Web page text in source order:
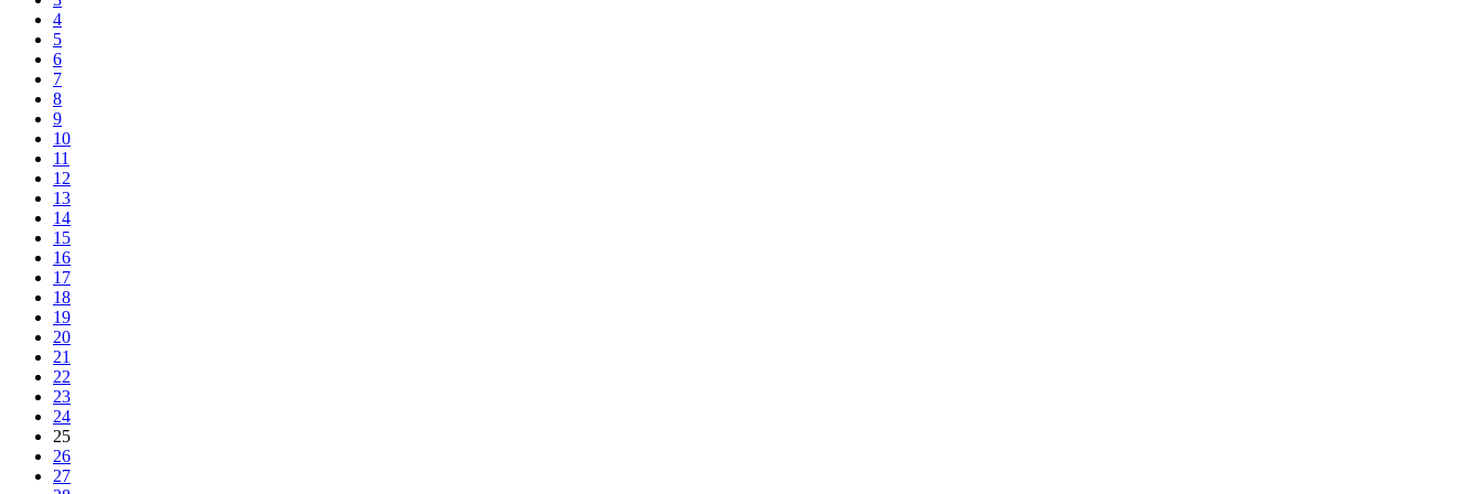
4
5
6
7
8
9
10
11
12
13
14
15
16
17
18
19
20
21
22
23
24
25
26
27